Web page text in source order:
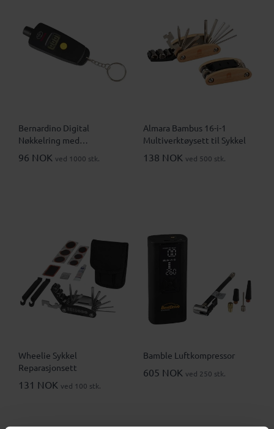
Bernardino Digital
Nøkkelring med
Dekktrykkmåler
96 NOK ved 1000 stk.
Almara Bambus 16-i-1
Multiverktøysett til Sykkel
138 NOK ved 500 stk.
Wheelie Sykkel
Reparasjonsett
131 NOK ved 100 stk.
Bamble Luftkompressor
605 NOK ved 250 stk.